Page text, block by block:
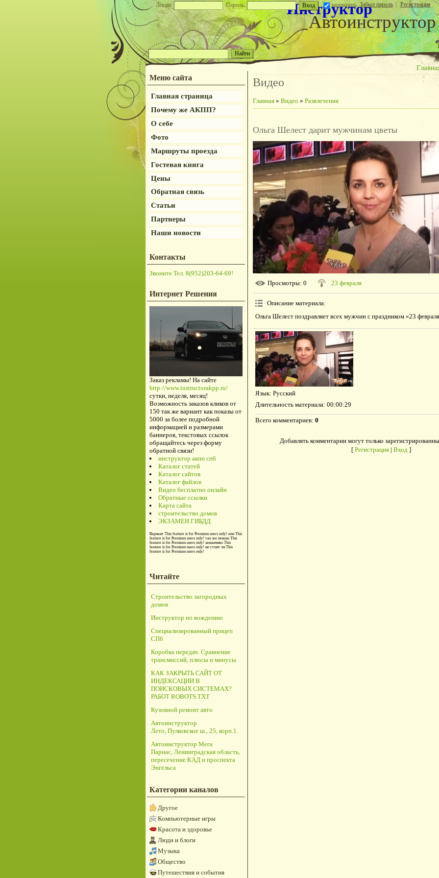
Логин: Пароль: запомнить Забыл пароль | Регистрация
Автоинструктор
Инструктор
Меню сайта
Главная страница
Почему же АКПП?
О себе
Фото
Маршруты проезда
Гостевая книга
Цены
Обратная связь
Статьи
Партнеры
Наши новости
Контакты
Звоните Тел. 8(952)203-64-69!
Интернет Решения
Заказ рекламы! На сайте
http://www.instructorakpp.ru/
сутки, неделя, месяц!
Возможность заказов кликов от
150 так же вариант как показы от
5000 за более подробной
информацией и размерами
баннеров, текстовых ссылок
обращайтесь через форму
обратной связи!
инструктор акпп спб
Каталог статей
Каталог сайтов
Каталог файлов
Видео бесплатно онлайн
Обратные ссылки
Карта сайта
строительство домов
ЭКЗАМЕН ГИБДД
Вариант This feature is for Premium users only! или This
feature is for Premium users only! так же можно This
feature is for Premium users only! заманчиво This
feature is for Premium users only! но стоит ли This
feature is for Premium users only!
Читайте
Строительство загородных
домов
Инструктор по вождению
Специализированный прицеп
СПб
Коробка передач. Сравнение
трансмиссий, плюсы и минусы
КАК ЗАКРЫТЬ САЙТ ОТ
ИНДЕКСАЦИИ В
ПОИСКОВЫХ СИСТЕМАХ?
РАБОТ ROBOTS.TXT
Кузовной ремонт авто
Автоинструктор
Лето, Пулковское ш., 25, корп.1.
Автоинструктор Мега
Парнас, Ленинградская область,
пересечение КАД и проспекта
Энгельса
Категории каналов
Другое
Компьютерные игры
Красота и здоровье
Люди и блоги
Музыка
Общество
Путешествия и события
Видео
Главная» Видео » Развлечения
Ольга Шелест дарит мужчинам цветы
Просмотры: 0 23 февраля
Описание материала:
Ольга Шелест поздравляет всех мужчин с праздником «23
Язык: Русский
Длительность материала: 00:00:29
Всего комментариев: 0
Добавлять комментарии могут только
[ Регистрация| Вход ]